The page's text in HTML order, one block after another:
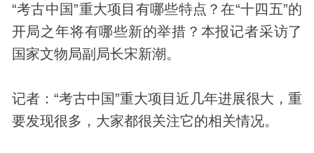
“考古中国”重大项目有哪些特点？在“十四五”的
开局之年将有哪些新的举措？本报记者采访了
国家文物局副局长宋新潮。
记者：“考古中国”重大项目近几年进展很大，重
要发现很多，大家都很关注它的相关情况。